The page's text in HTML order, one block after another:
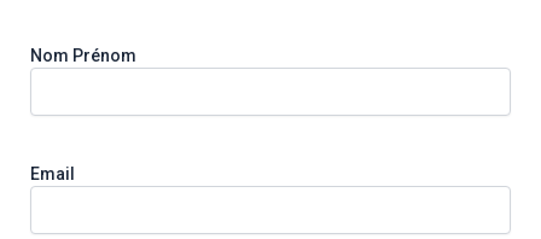
Nom Prénom
Email